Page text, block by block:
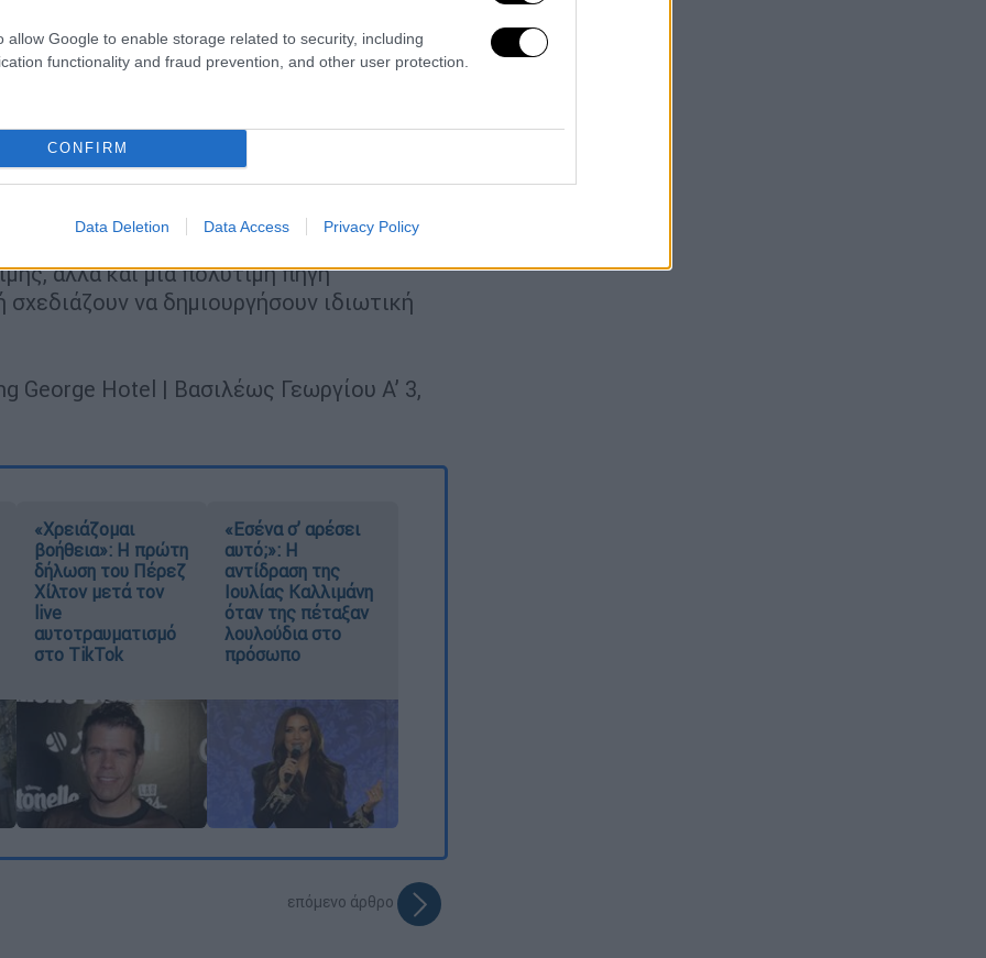
allow Google to enable storage related to security, including
functionality and fraud prevention, and other user protection.
CONFIRM
Data Deletion Data Access Privacy Policy
επιλεγμένα κρασιά από τον διεθνή
για εμβληματικές και συχνά
σκηνής, που απευθύνονται σε
στις πιο ακριβές και περιζήτητες
Κόκκινα Κρασιά» αποτελούν όχι μόνο
αλλά και μια πολύτιμη πηγή
να δημιουργήσουν ιδιωτική
George Hotel | Βασιλέως Γεωργίου Α’ 3,
«Χρειάζομαι
βοήθεια»: Η πρώτη
δήλωση του Πέρεζ
Χίλτον μετά τον
live
αυτοτραυματισμό
στο TikTok
«Εσένα σ’ αρέσει
αυτό;»: Η
αντίδραση της
Ιουλίας Καλλιμάνη
όταν της πέταξαν
λουλούδια στο
πρόσωπο
επόμενο άρθρο